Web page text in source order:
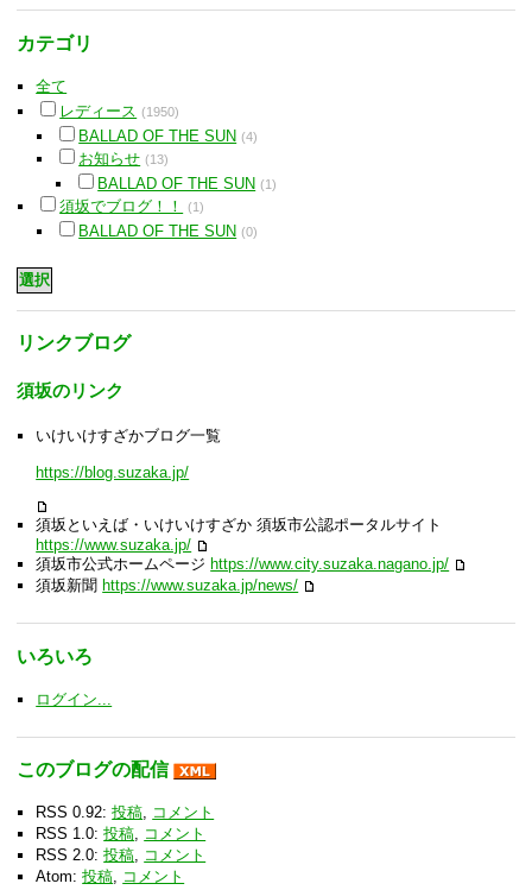
カテゴリ
全て
レディース (1950)
BALLAD OF THE SUN (4)
お知らせ (13)
BALLAD OF THE SUN (1)
須坂でブログ！！ (1)
BALLAD OF THE SUN (0)
リンクブログ
須坂のリンク
いけいけすざかブログ一覧
https://blog.suzaka.jp/
須坂といえば・いけいけすざか 須坂市公認ポータルサイト
https://www.suzaka.jp/
須坂市公式ホームページ https://www.city.suzaka.nagano.jp/
須坂新聞 https://www.suzaka.jp/news/
いろいろ
ログイン...
このブログの配信
RSS 0.92:投稿, コメント
RSS 1.0:投稿, コメント
RSS 2.0:投稿, コメント
Atom:投稿, コメント